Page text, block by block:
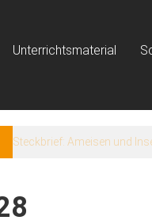
Unterrichtsmaterial
Wissenswertes: